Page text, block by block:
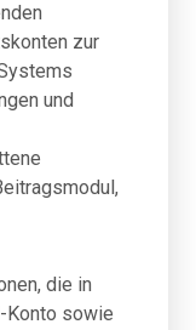
zur
und
die in
Konto sowie